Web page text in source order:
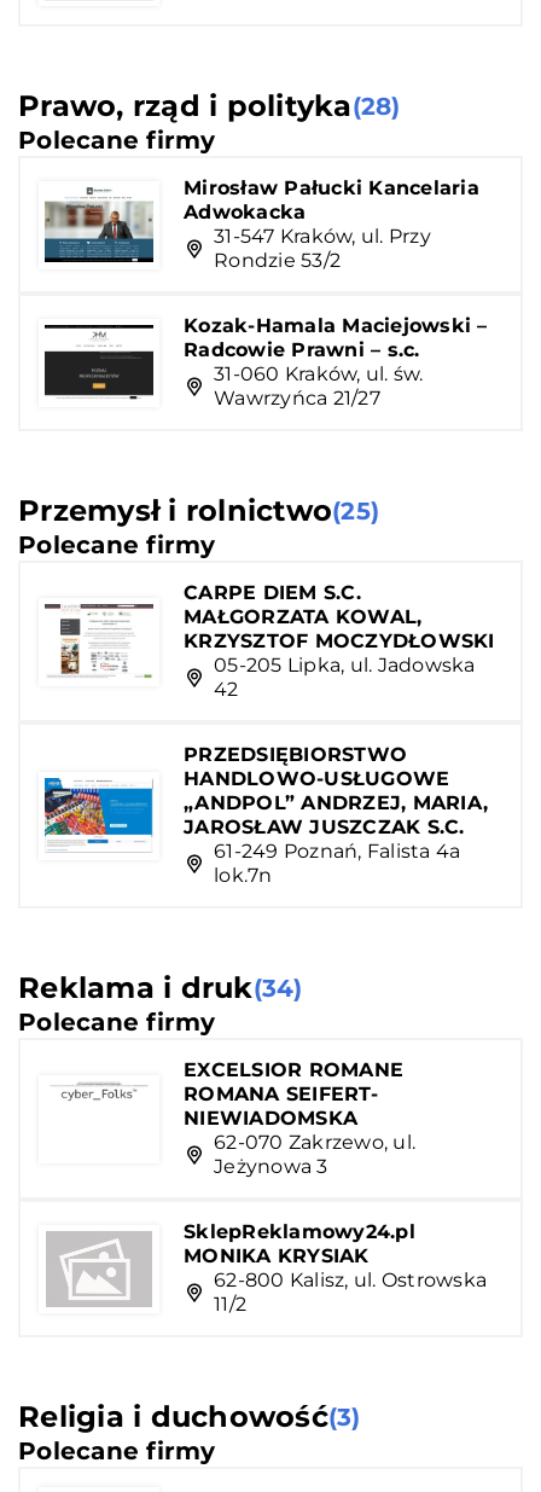
Prawo, rząd i polityka(28)
Polecane firmy
Mirosław Pałucki Kancelaria
Adwokacka
31-547 Kraków, ul. Przy
Rondzie 53/2
Kozak-Hamala Maciejowski –
Radcowie Prawni – s.c.
31-060 Kraków, ul. św.
Wawrzyńca 21/27
Przemysł i rolnictwo(25)
Polecane firmy
CARPE DIEM S.C.
MAŁGORZATA KOWAL,
KRZYSZTOF MOCZYDŁOWSKI
05-205 Lipka, ul. Jadowska
42
PRZEDSIĘBIORSTWO
HANDLOWO-USŁUGOWE
„ANDPOL” ANDRZEJ, MARIA,
JAROSŁAW JUSZCZAK S.C.
61-249 Poznań, Falista 4a
lok.7n
Reklama i druk(34)
Polecane firmy
EXCELSIOR ROMANE
ROMANA SEIFERT-
NIEWIADOMSKA
62-070 Zakrzewo, ul.
Jeżynowa 3
SklepReklamowy24.pl
MONIKA KRYSIAK
62-800 Kalisz, ul. Ostrowska
11/2
Religia i duchowość(3)
Polecane firmy